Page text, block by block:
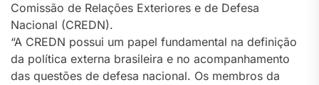
Comissão de Relações Exteriores e de Defesa
Nacional (CREDN).
“A CREDN possui um papel fundamental na definição
da política externa brasileira e no acompanhamento
das questões de defesa nacional. Os membros da